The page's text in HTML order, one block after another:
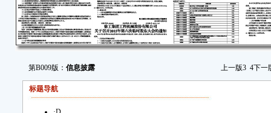
第B009版： 信息披露 上一版3 4下一
标题导航